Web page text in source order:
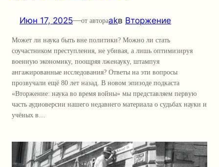
Июн 17, 2025—от автораakв Вторжение
Может ли наука быть вне политики? Можно ли стать
соучастником преступления, не убивая, а лишь оптимизируя
военную экономику, поощряя лженауку, штампуя
ангажированные исследования? Ответы на эти вопросы
прозвучали ещё 80 лет назад. В новом эпизоде подкаста
«Вторжение: наука во время войны» мы представляем первую
часть аудиоверсии нашего недавнего материала о судьбах науки и
учёных в…